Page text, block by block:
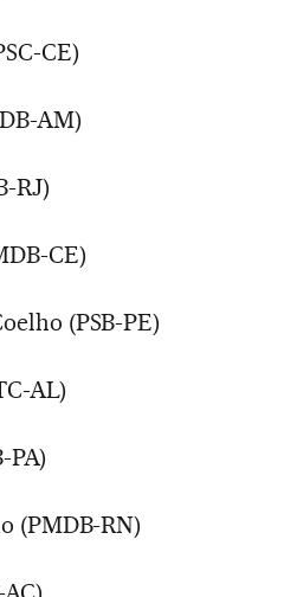
CE)
AM)
RJ)
CE)
(PSB-PE)
AL)
PA)
(PMDB-RN)